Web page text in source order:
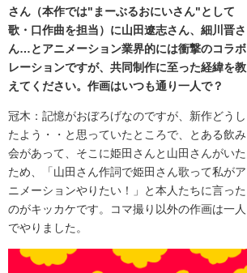
さん（本作では" まーぶるおにいさん"として
歌・口作曲を担当）に山田遼志さん、細川晋さ
ん…とアニメーション業界的には衝撃のコラボ
レーションですが、共同制作に至った経緯を教
えてください。作画はいつも通り一人で？
冠木：記憶がおぼろげなのですが、新作どうし
たよう・・と思っていたところで、
とある飲み
会があって、そこに姫田さんと山田さんがいた
ため、「山田さん作詞で姫田さん歌って私がア
ニメーションやりたい！」
と本人たちに言った
のがキッカケです。コマ撮り以外の作画は一人
でやりました。